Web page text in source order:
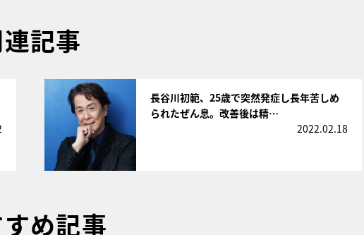
記事
長谷川初範、25歳で突然発症し長年苦しめ
られたぜん息。改善後は精…
2022.02.18
め記事